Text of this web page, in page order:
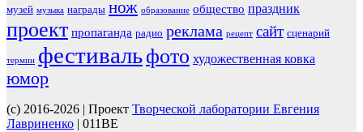
музей музыка награды нож образование общество праздник
проект пропаганда радио реклама рецепт сайт сценарий
термин фестивальфото художественная ковка
юмор
(c) 2016-2026 | Проект Творческой лаборатории Евгения
Лавриненко | 011BE